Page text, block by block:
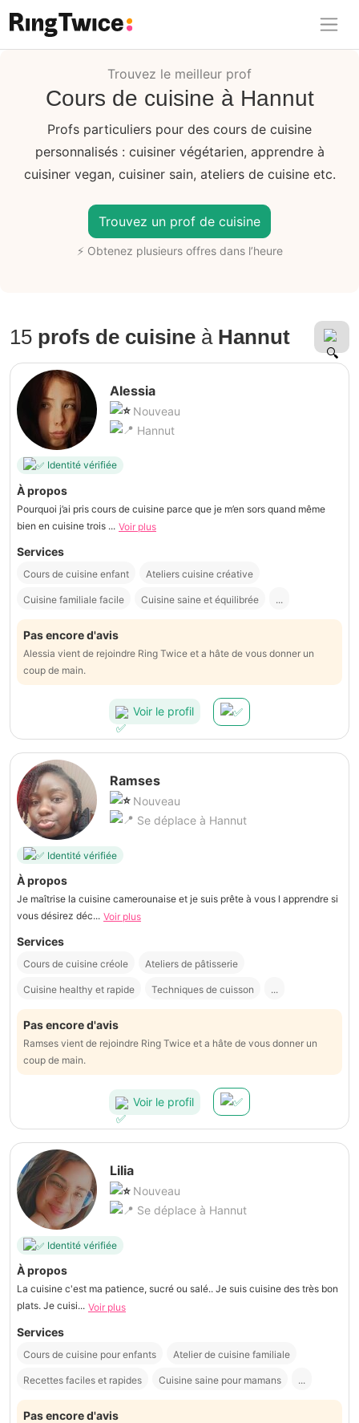
Ring Twice
Trouvez le meilleur prof
Cours de cuisine à Hannut
Profs particuliers pour des cours de cuisine
personnalisés : cuisiner végétarien, apprendre à
cuisiner vegan, cuisiner sain, ateliers de cuisine etc.
Trouvez un prof de cuisine
⚡ Obtenez plusieurs offres dans l’heure
15 profs de cuisine à Hannut
Alessia
Nouveau
Hannut
Identité vérifiée
À propos
Pourquoi j’ai pris cours de cuisine parce que je m’en sors quand même
bien en cuisine trois ... Voir plus
Services
Cours de cuisine enfant Ateliers cuisine créative
Cuisine familiale facile Cuisine saine et équilibrée ...
Pas encore d'avis
Alessia vient de rejoindre Ring Twice et a hâte de vous donner un
coup de main.
Voir le profil
Ramses
Nouveau
Se déplace à Hannut
Identité vérifiée
À propos
Je maîtrise la cuisine camerounaise et je suis prête à vous l apprendre si
vous désirez déc... Voir plus
Services
Cours de cuisine créole Ateliers de pâtisserie
Cuisine healthy et rapide Techniques de cuisson ...
Pas encore d'avis
Ramses vient de rejoindre Ring Twice et a hâte de vous donner un
coup de main.
Voir le profil
Lilia
Nouveau
Se déplace à Hannut
Identité vérifiée
À propos
La cuisine c'est ma patience, sucré ou salé.. Je suis cuisine des très bon
plats. Je cuisi... Voir plus
Services
Cours de cuisine pour enfants Atelier de cuisine familiale
Recettes faciles et rapides Cuisine saine pour mamans ...
Pas encore d'avis